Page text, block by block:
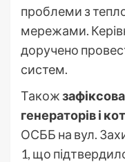
проблеми з
мережами.
доручено
систем.
Також
генераторів і
ОСББ на вул.
1, що